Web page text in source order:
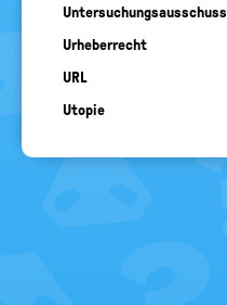
Untersuchungsausschuss
Urheberrecht
URL
Utopie